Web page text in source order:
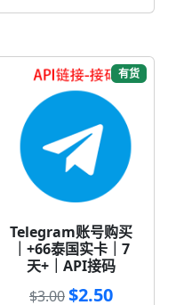
有货
Telegram账号购买
｜+66泰国实卡｜7
天+｜API接码
$3.00$2.50